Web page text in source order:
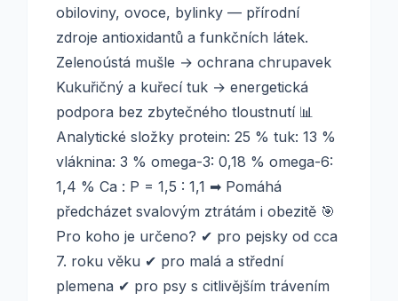
obiloviny, ovoce, bylinky — přírodní
zdroje antioxidantů a funkčních látek.
Zelenoústá mušle → ochrana chrupavek
Kukuřičný a kuřecí tuk → energetická
podpora bez zbytečného tloustnutí 📊
Analytické složky protein: 25 % tuk: 13 %
vláknina: 3 % omega-3: 0,18 % omega-6:
1,4 % Ca : P = 1,5 : 1,1 ➡ Pomáhá
předcházet svalovým ztrátám i obezitě 🎯
Pro koho je určeno? ✔ pro pejsky od cca
7. roku věku ✔ pro malá a střední
plemena ✔ pro psy s citlivějším trávením